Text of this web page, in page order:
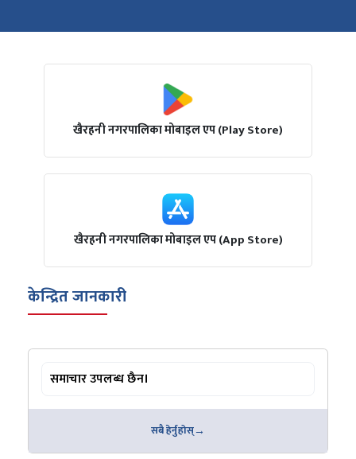
खैरहनी नगरपालिका मोबाइल एप (Play Store)
खैरहनी नगरपालिका मोबाइल एप (App Store)
केन्द्रित जानकारी
समाचार उपलब्ध छैन।
सबै हेर्नुहोस्